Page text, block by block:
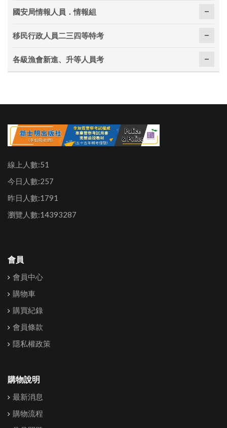
國安局情報人員．情報組
移民行政人員二三四等特考
各級漁會新進、升等人員考
線上人數:51
今日人數:257
昨日人數:1791
瀏覽人數:14393287
會員
會員中心
購物車
購買紀錄
會員條款
隱私權政策
購物說明
最新消息
購物流程